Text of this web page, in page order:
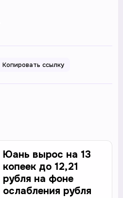
Копировать ссылку
Юань вырос на 13
копеек до 12,21
рубля на фоне
ослабления рубля